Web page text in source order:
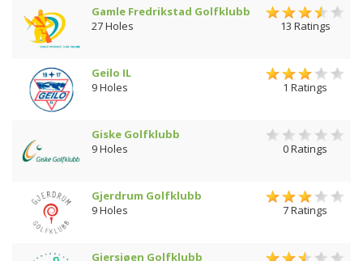
Gamle Fredrikstad Golfklubb
27 Holes
13 Ratings
Geilo IL
9 Holes
1 Ratings
Giske Golfklubb
9 Holes
0 Ratings
Gjerdrum Golfklubb
9 Holes
7 Ratings
Gjersjøen Golfklubb